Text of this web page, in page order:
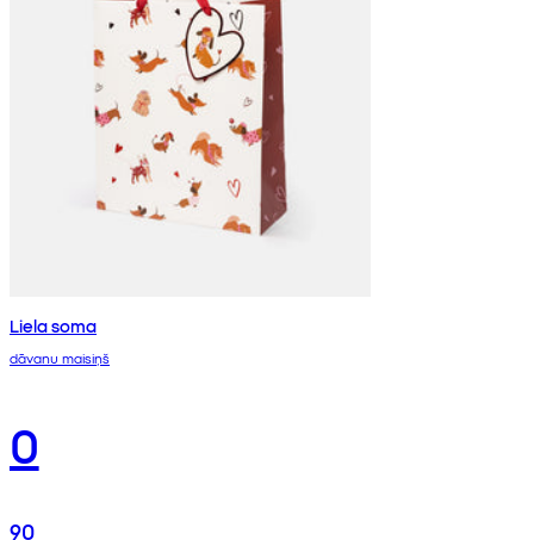
Liela soma
dāvanu maisiņš
0
90